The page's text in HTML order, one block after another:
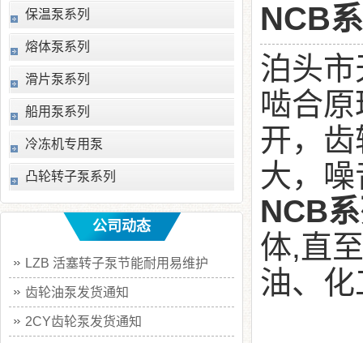
NCB
泊头
啮合原
开，
大，
NCB
体,直
油、
保温泵系列
熔体泵系列
滑片泵系列
船用泵系列
冷冻机专用泵
凸轮转子泵系列
公司动态
LZB 活塞转子泵节能耐用易维护
齿轮油泵发货通知
2CY齿轮泵发货通知